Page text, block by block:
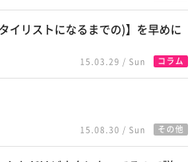
イリストになるまでの)】を早めに
15.03.29 / Sun コラム
15.08.30 / Sun その他